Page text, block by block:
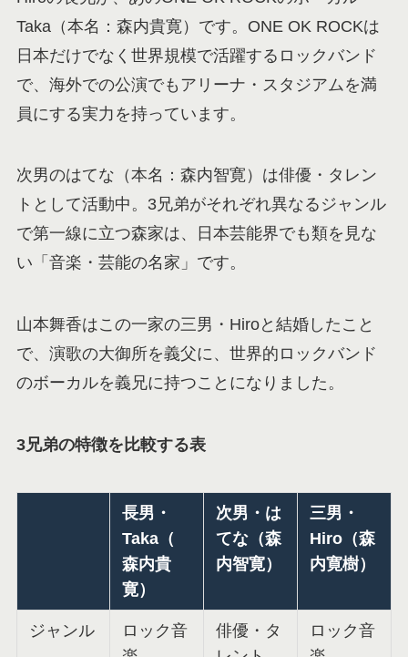
Taka（本名：森内貴寛）です。ONE OK ROCKは
日本だけでなく世界規模で活躍するロックバンド
で、海外での公演でもアリーナ・スタジアムを満
員にする実力を持っています。
次男のはてな（本名：森内智寛）は俳優・タレン
トとして活動中。3兄弟がそれぞれ異なるジャンル
で第一線に立つ森家は、日本芸能界でも類を見な
い「音楽・芸能の名家」です。
山本舞香はこの一家の三男・Hiroと結婚したこと
で、演歌の大御所を義父に、世界的ロックバンド
のボーカルを義兄に持つことになりました。
3兄弟の特徴を比較する表
長男・
Taka（
森内貴
寛）
次男・は
てな（森
内智寛）
三男・
Hiro（森
内寛樹）
ジャンル
ロック音
俳優・タ
ロック音